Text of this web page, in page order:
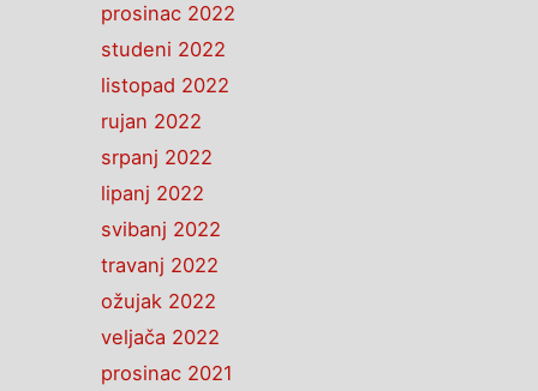
prosinac 2022
studeni 2022
listopad 2022
rujan 2022
srpanj 2022
lipanj 2022
svibanj 2022
travanj 2022
ožujak 2022
veljača 2022
prosinac 2021